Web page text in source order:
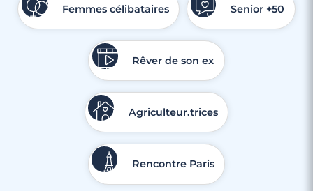
Femmes célibataires Senior +50
Rêver de son ex
Agriculteur.trices
Rencontre Paris